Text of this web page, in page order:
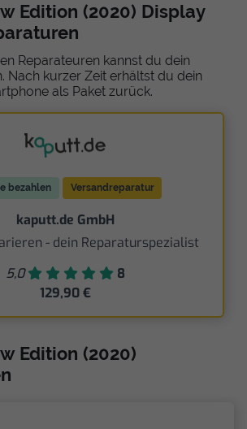
Edition (2020) Display
Reparateuren kannst du dein
Nach kurzer Zeit erhältst du dein
als Paket zurück.
bezahlen Versandreparatur
kaputt.de GmbH
- dein Reparaturspezialist
5,0
8
129,90 €
Edition (2020)